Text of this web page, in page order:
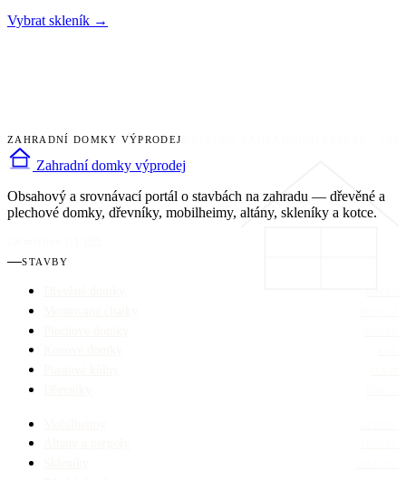
Vybrat skleník →
ZAHRADNÍ DOMKY VÝPRODEJ
Zahradní domky výprodej
Obsahový a srovnávací portál o stavbách na zahradu — dřevěné a
plechové domky, dřevníky, mobilheimy, altány, skleníky a kotce.
STAVBY